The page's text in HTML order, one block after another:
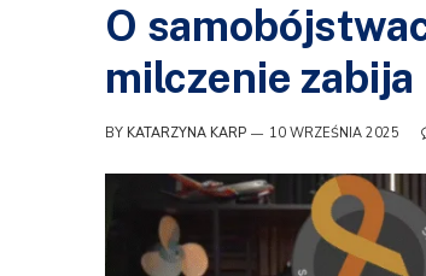
O
milczenie zabija
BY KATARZYNA KARP 10 WRZEŚNIA 2025